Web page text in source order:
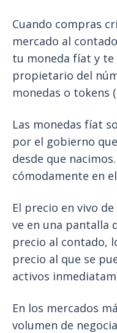
Cuando compras
mercado al
tu moneda fíat y te
propietario del
monedas o tokens
Las monedas fíat
por el gobierno
desde que
cómodamente en
El precio en vivo
ve en una pantalla
precio al contado,
precio al que se
activos
En los mercados
volumen de